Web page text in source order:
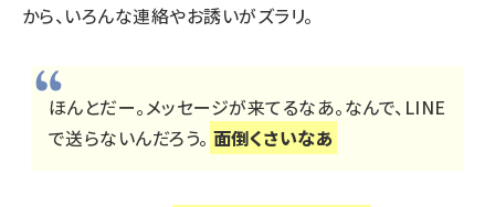
から、いろんな連絡やお誘いがズラリ。
ほんとだー。メッセージが来てるなあ。なんで、LINE
で送らないんだろう。 面倒くさいなあ